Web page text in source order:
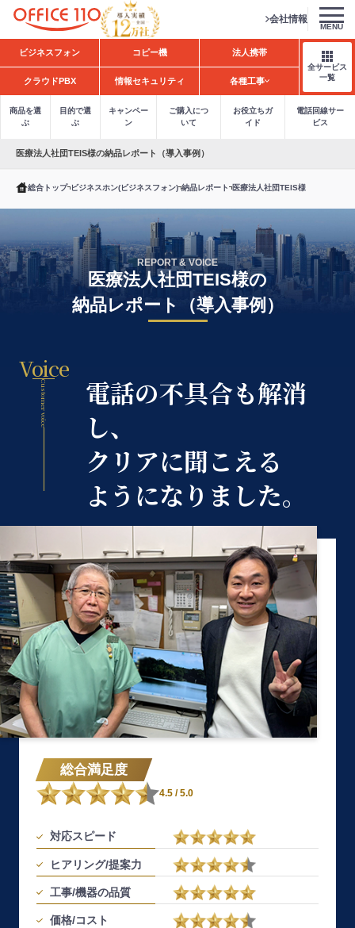
H
o
会社情報
MENU
ビジネスフォン コピー機 法人携帯
クラウドPBX 情報セキュリティ 各種工事
全サービス
一覧
商品を選
ぶ
目的で選
ぶ
キャンペー
ン
ご購入につ
いて
お役立ちガ
イド
電話回線サー
ビス
医療法人社団TEIS様の納品レポート（導入事例）
総合トップ ビジネスホン(ビジネスフォン) 納品レポート 医療法人社団TEIS様
REPORT & VOICE
医療法人社団TEIS様の
納品レポート（導入事例）
Voice
Customer voice
電話の不具合も解消
し、
クリアに聞こえる
ようになりました。
総合満足度
4.5/ 5.0
対応スピード
ヒアリング/提案力
工事/機器の品質
価格/コスト